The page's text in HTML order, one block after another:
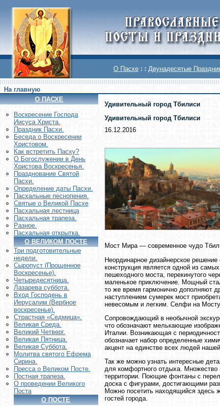
О Пасхе : : Двунадесятые
На главную
О ПАСХЕ
Воскреcение Господа
Иисуса Христа.
Праздник Пасхи.
Беседа о Воскресении
Христовом.
Как встретить Пасху?
О Богослужении в День
Христова Воскресенья.
Празднование Святой
Пасхи.
Определение даты Пасхи.
Пасхальные песнопения.
Святые о Великой Пасхе
Пасхальная лестница
Пасхальная трапеза.
Разное.
Пасхальная открытка.
О ВЕЛИКОМ ПОСТЕ
Три подготовительные
недели.
Сыропуст (Прощенное
Воскресенье).
Четыредесятница.
Лазарева суббота.
Вход Господень в
Иерусалим (Вербное
воскресенье).
Страстная «Седмица».
Великая Среда.
Великий Четверг.
Великая Пятница.
Великая Суббота.
Молитва святого Ефрема
Сирина.
Пресса о Великом Посте.
Постная трапеза.
О проведении Великого
Поста
О ПОСТЕ
Удивительный город Тбилиси
Удивительный город Тбилиси
16.12.2016
Мост Мира — современное чудо
Неординарное дизайнерское
конструкция является одной из
пешеходного моста, перекинутого
маленькое приключение. Мощный
то же время гармонично дополняют
наступлением сумерек мост
невесомым и легким. Селфи на
Сопровождающий в необычной
что обозначают мелькающие
Италии. Возникающая с
обозначает набор определенные
акцент на единстве всех людей
Так же можно узнать интересные
для комфортного отдыха. Множество
территории. Поющие фонтаны с
доска с фигурами, достигающими
Можно посетить находящийся здесь
гостей города.